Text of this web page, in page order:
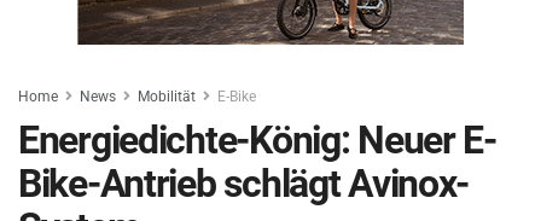
Home News Mobilität E-Bike
Energiedichte-König: Neuer E-
Bike-Antrieb schlägt Avinox-